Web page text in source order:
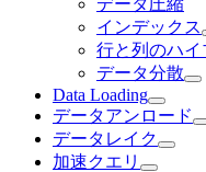
データ圧縮
インデックス
行と列のハ
データ分散
Data Loading
データアンロード
データレイク
加速クエリ